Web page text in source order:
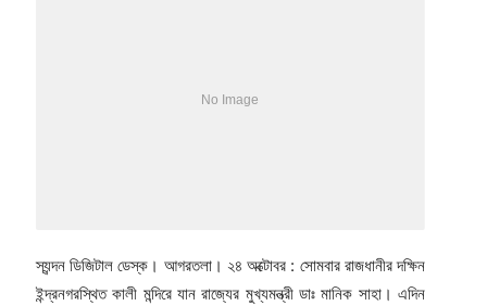
স্যন্দন ডিজিটাল ডেস্ক। আগরতলা। ২৪ অক্টোবর : সোমবার রাজধানীর দক্ষিন
ইন্দ্রনগরস্থিত কালী মন্দিরে যান রাজ্যের মুখ্যমন্ত্রী ডাঃ মানিক সাহা। এদিন